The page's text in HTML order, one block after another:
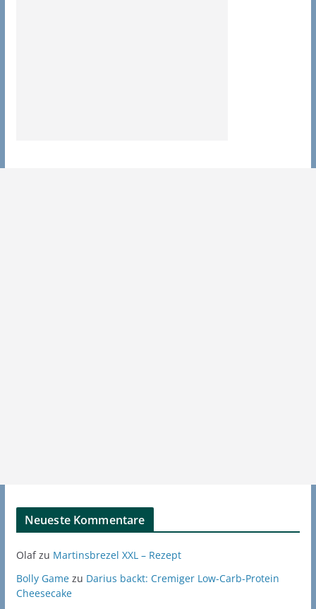
Neueste Kommentare
Olafzu Martinsbrezel XXL – Rezept
Bolly Gamezu Darius backt: Cremiger Low-Carb-Protein
Cheesecake